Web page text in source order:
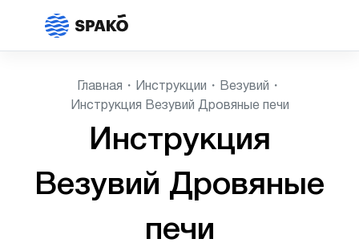
Главная Инструкции
Везувий
Инструкция Везувий Дровяные печи
Инструкция
Везувий Дровяные
печи